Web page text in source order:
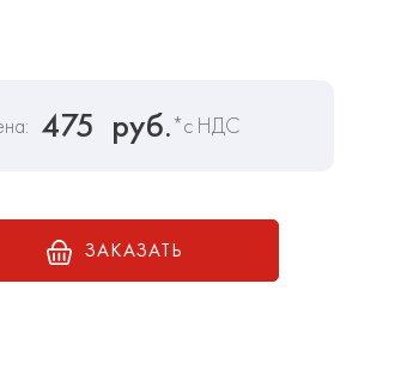
475 руб.*с НДС
ЗАКАЗАТЬ